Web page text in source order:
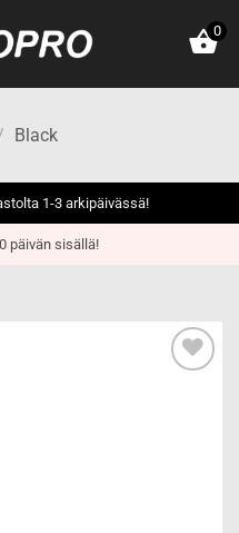
0
Black
1-3 arkipäivässä!
päivän sisällä!